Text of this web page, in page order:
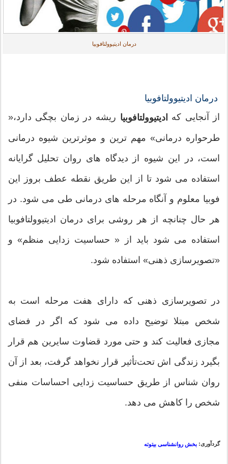
درمان ادیتیوولتافوبیا
درمان ادیتیوولتافوبیا
از آنجایی که
ادیتیوولتافوبیا ریشه در زمان بچگی دارد،«
طرحواره درمانی» مهم ترین و موثرترین شیوه درمانی
است، در این شیوه از دیدگاه های روان تحلیل گرایانه
استفاده می شود تا از این طريق نقطه عطف بروز این
فوبیا معلوم و آنگاه مرحله های درمانی طی می شود. در
هر حال چنانچه از هر روشی برای درمان ادیتیوولتافوبیا
استفاده می شود باید از « حساسیت زدایی منظم» و
«تصویرسازی ذهنی» استفاده شود.
در تصویرسازی ذهنی که دارای هفت مرحله است به
شخص مبتلا توضیح داده می شود که اگر در فضای
مجازی فعالیت کند و حتی مورد قضاوت سایرین هم قرار
بگیرد زندگی اش تحت‌تأثیر قرار نخواهد گرفت، بعد از آن
روان شناس از طريق حساسیت زدایی احساسات منفی
شخص را کاهش می دهد.
گردآوری: بخش روانشناسی بیتوته